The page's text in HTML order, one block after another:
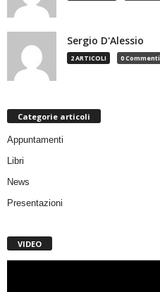
Sergio D'Alessio
2 ARTICOLI 0 Commenti
Categorie articoli
Appuntamenti
Libri
News
Presentazioni
VIDEO